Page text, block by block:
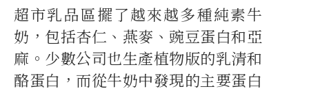
超市乳品區擺了越來越多種純素牛
奶，包括杏仁、燕麥、豌豆蛋白和亞
麻。少數公司也生產植物版的乳清和
酪蛋白，而從牛奶中發現的主要蛋白